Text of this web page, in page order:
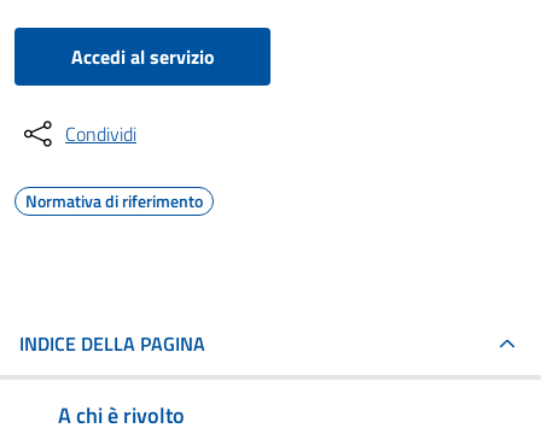
Accedi al servizio
Condividi
Normativa di riferimento
INDICE DELLA PAGINA
A chi è rivolto